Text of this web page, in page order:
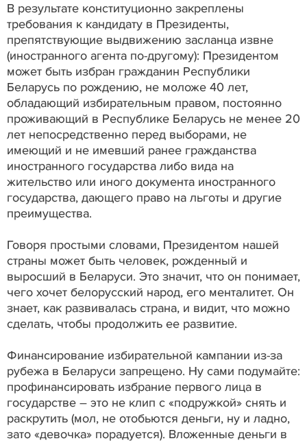
В результате конституционно закреплены
требования к кандидату в Президенты,
препятствующие выдвижению засланца извне
(иностранного агента по-другому): Президентом
может быть избран гражданин Республики
Беларусь по рождению, не моложе 40 лет,
обладающий избирательным правом, постоянно
проживающий в Республике Беларусь не менее 20
лет непосредственно перед выборами, не
имеющий и не имевший ранее гражданства
иностранного государства либо вида на
жительство или иного документа иностранного
государства, дающего право на льготы и другие
преимущества.
Говоря простыми словами, Президентом нашей
страны может быть человек, рожденный и
выросший в Беларуси. Это значит, что он понимает,
чего хочет белорусский народ, его менталитет. Он
знает, как развивалась страна, и видит, что можно
сделать, чтобы продолжить ее развитие.
Финансирование избирательной кампании из-за
рубежа в Беларуси запрещено. Ну сами подумайте:
профинансировать избрание первого лица в
государстве – это не клип с «подружкой» снять и
раскрутить (мол, не отобьются деньги, ну и ладно,
зато «девочка» порадуется). Вложенные деньги в